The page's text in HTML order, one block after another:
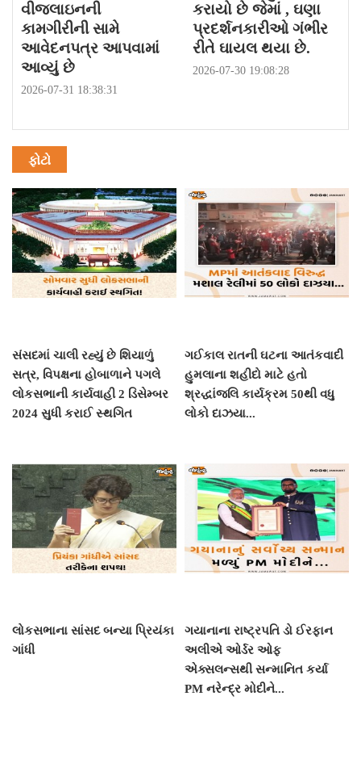
વીજલાઇનની
કામગીરીની સામે
આવેદનપત્ર આપવામાં
આવ્યું છે
2026-07-31 18:38:31
કરાયો છે જેમાં , ઘણા
પ્રદર્શનકારીઓ ગંભીર
રીતે ઘાયલ થયા છે.
2026-07-30 19:08:28
ફોટો
સંસદમાં ચાલી રહ્યું છે શિયાળું
સત્ર, વિપક્ષના હોબાળાને પગલે
લોકસભાની કાર્યવાહી 2 ડિસેમ્બર
2024 સુધી કરાઈ સ્થગિત
ગઈકાલ રાતની ઘટના આતંકવાદી
હુમલાના શહીદો માટે હતો
શ્રદ્ધાંજલિ કાર્યક્રમ 50થી વધુ
લોકો દાઝયા...
લોકસભાના સાંસદ બન્યા પ્રિયંકા
ગાંધી
ગયાનાના રાષ્ટ્રપતિ ડો ઈરફાન
અલીએ ઓર્ડર ઓફ
એક્સલન્સથી સન્માનિત કર્યા
PM નરેન્દ્ર મોદીને...